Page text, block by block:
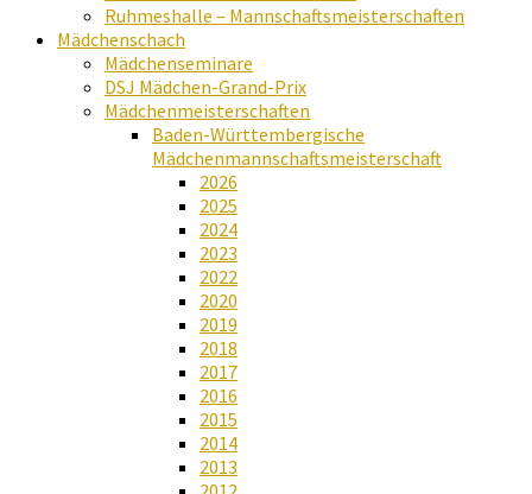
Ruhmeshalle – Mannschaftsmeisterschaften
Mädchenschach
Mädchenseminare
DSJ Mädchen-Grand-Prix
Mädchenmeisterschaften
Baden-Württembergische
Mädchenmannschaftsmeisterschaft
2026
2025
2024
2023
2022
2020
2019
2018
2017
2016
2015
2014
2013